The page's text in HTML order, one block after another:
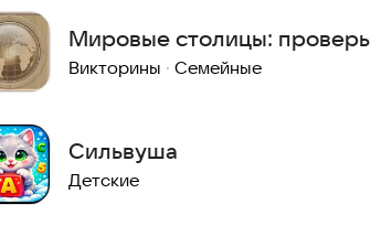
Мировые столицы: проверь
себя
Викторины · Семейные
Сильвуша
Детские